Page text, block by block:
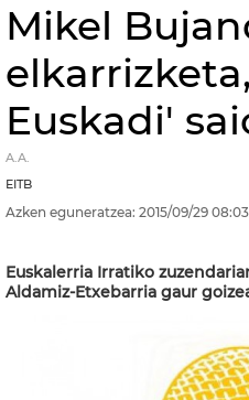
Mikel
Euskadi'
A.A.
EITB
Azken eguneratzea: 2015/09/29 08:03
Euskalerria Irratiko
Aldamiz-Etxebarria gaur